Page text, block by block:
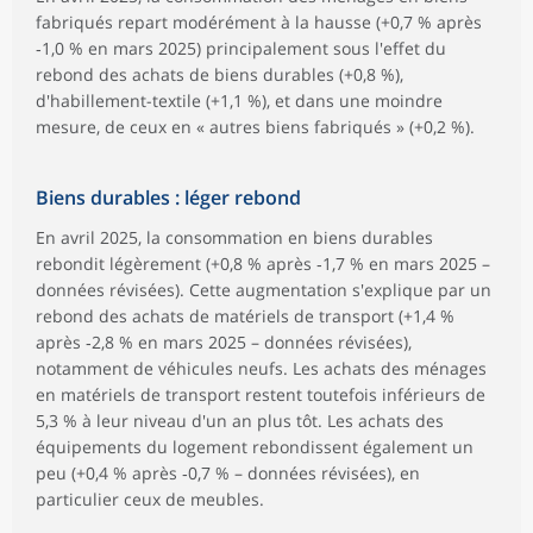
fabriqués repart modérément à la hausse (+0,7 % après
‑1,0 % en mars 2025) principalement sous l'effet du
rebond des achats de biens durables (+0,8 %),
d'habillement-textile (+1,1 %), et dans une moindre
mesure, de ceux en « autres biens fabriqués » (+0,2 %).
Biens durables : léger rebond
En avril 2025, la consommation en biens durables
rebondit légèrement (+0,8 % après ‑1,7 % en mars 2025 –
données révisées). Cette augmentation s'explique par un
rebond des achats de matériels de transport (+1,4 %
après ‑2,8 % en mars 2025 – données révisées),
notamment de véhicules neufs. Les achats des ménages
en matériels de transport restent toutefois inférieurs de
5,3 % à leur niveau d'un an plus tôt. Les achats des
équipements du logement rebondissent également un
peu (+0,4 % après ‑0,7 % – données révisées), en
particulier ceux de meubles.